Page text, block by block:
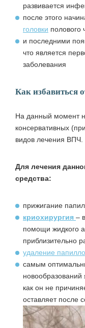
развивается
после этого
головки полового
и последними
что является
заболевания
Как избавиться
На данный момент
консервативных
видов лечения ВПЧ.
Для лечения
средства:
прижигание
криохирургия –
помощи жидкого
приблизительно
удаление
самым
новообразований
как он не
оставляет после